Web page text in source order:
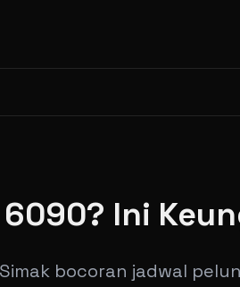
6090? Ini
Simak bocoran jadwal